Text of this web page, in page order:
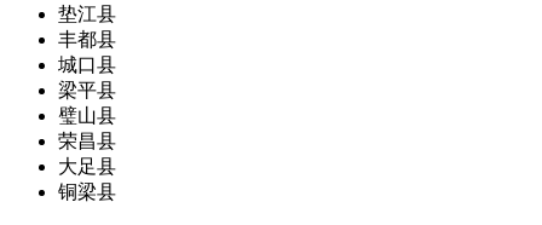
垫江县
丰都县
城口县
梁平县
璧山县
荣昌县
大足县
铜梁县